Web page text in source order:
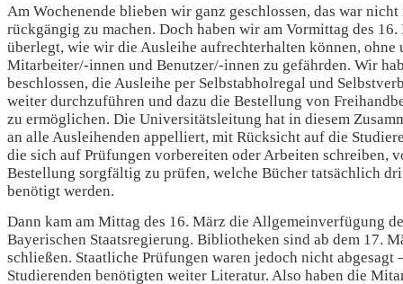
Am Wochenende blieben wir ganz geschlossen, das war nicht
rückgängig zu machen. Doch haben wir am Vormittag des 16.
überlegt, wie wir die Ausleihe aufrechterhalten können, ohne
Mitarbeiter/-innen und Benutzer/-innen zu gefährden. Wir
beschlossen, die Ausleihe per Selbstabholregal und
weiter durchzuführen und dazu die Bestellung von
zu ermöglichen. Die Universitätsleitung hat in diesem
an alle Ausleihenden appelliert, mit Rücksicht auf die
die sich auf Prüfungen vorbereiten oder Arbeiten schreiben,
Bestellung sorgfältig zu prüfen, welche Bücher tatsächlich
benötigt werden.
Dann kam am Mittag des 16. März die Allgemeinverfügung
Bayerischen Staatsregierung. Bibliotheken sind ab dem 17.
schließen. Staatliche Prüfungen waren jedoch nicht abgesagt
Studierenden benötigten weiter Literatur. Also haben die